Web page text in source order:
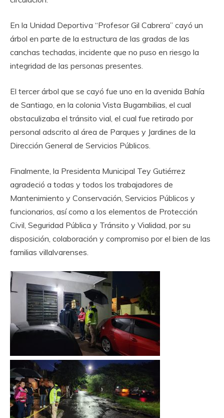
‎En la Unidad Deportiva “Profesor Gil Cabrera” cayó un
árbol en parte de la estructura de las gradas de las
canchas techadas, incidente que no puso en riesgo la
integridad de las personas presentes.
‎El tercer árbol que se cayó fue uno en la avenida Bahía
de Santiago, en la colonia Vista Bugambilias, el cual
obstaculizaba el tránsito vial, el cual fue retirado por
personal adscrito al área de Parques y Jardines de la
Dirección General de Servicios Públicos.
‎Finalmente, la Presidenta Municipal Tey Gutiérrez
agradeció a todas y todos los trabajadores de
Mantenimiento y Conservación, Servicios Públicos y
funcionarios, así como a los elementos de Protección
Civil, Seguridad Pública y Tránsito y Vialidad, por su
disposición, colaboración y compromiso por el bien de las
familias villalvarenses.